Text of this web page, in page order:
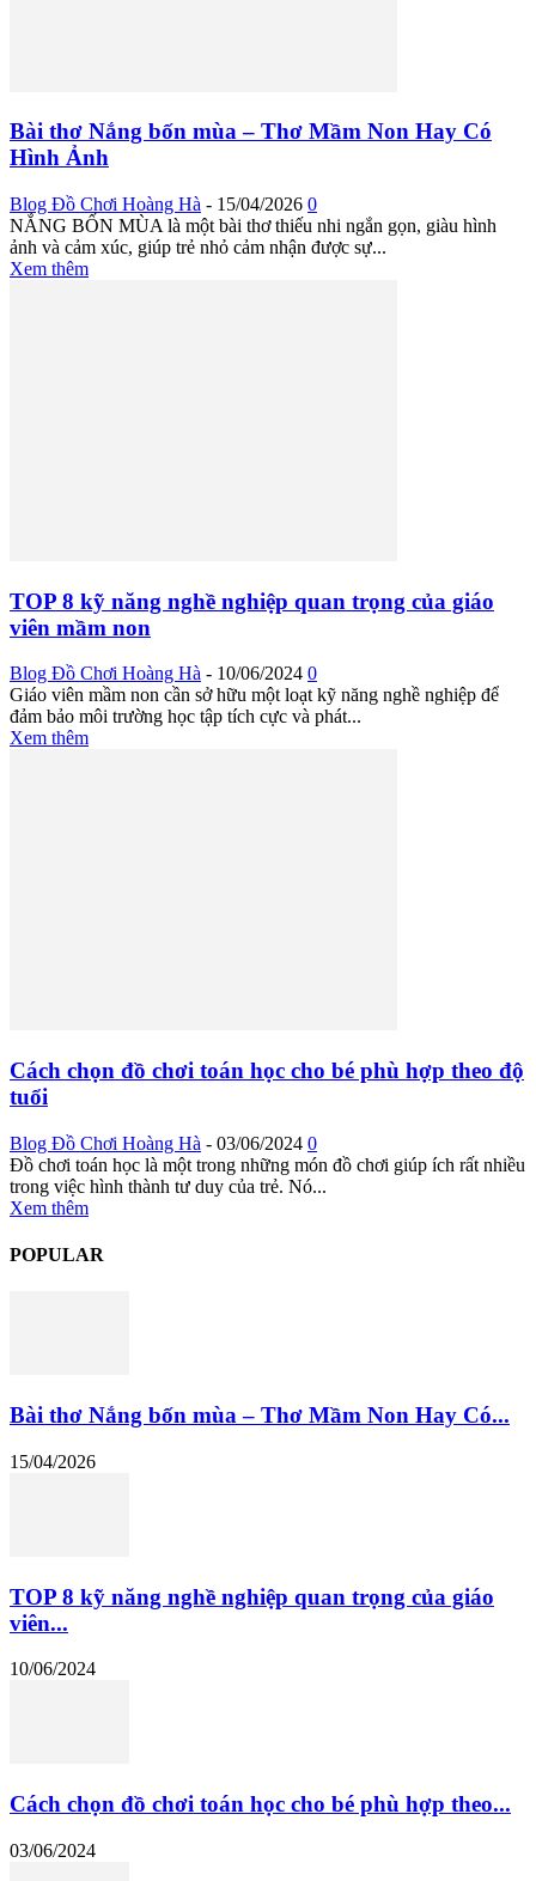
Bài thơ Nắng bốn mùa – Thơ Mầm Non Hay Có
Hình Ảnh
Blog Đồ Chơi Hoàng Hà - 15/04/2026 0
NẮNG BỐN MÙA là một bài thơ thiếu nhi ngắn gọn, giàu hình
ảnh và cảm xúc, giúp trẻ nhỏ cảm nhận được sự...
Xem thêm
TOP 8 kỹ năng nghề nghiệp quan trọng của giáo
viên mầm non
Blog Đồ Chơi Hoàng Hà - 10/06/2024 0
Giáo viên mầm non cần sở hữu một loạt kỹ năng nghề nghiệp để
đảm bảo môi trường học tập tích cực và phát...
Xem thêm
Cách chọn đồ chơi toán học cho bé phù hợp theo độ
tuổi
Blog Đồ Chơi Hoàng Hà - 03/06/2024 0
Đồ chơi toán học là một trong những món đồ chơi giúp ích rất nhiều
trong việc hình thành tư duy của trẻ. Nó...
Xem thêm
POPULAR
Bài thơ Nắng bốn mùa – Thơ Mầm Non Hay Có...
15/04/2026
TOP 8 kỹ năng nghề nghiệp quan trọng của giáo
viên...
10/06/2024
Cách chọn đồ chơi toán học cho bé phù hợp theo...
03/06/2024